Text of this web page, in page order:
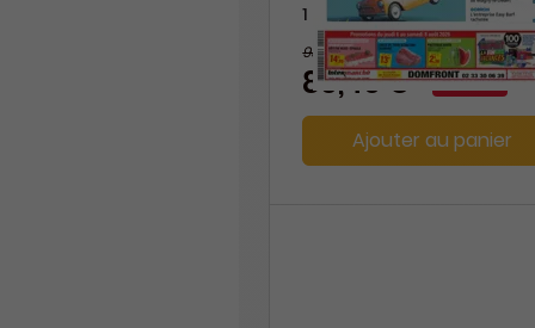
1 an
93,60 €
86,40 € -8%
Ajouter au panier